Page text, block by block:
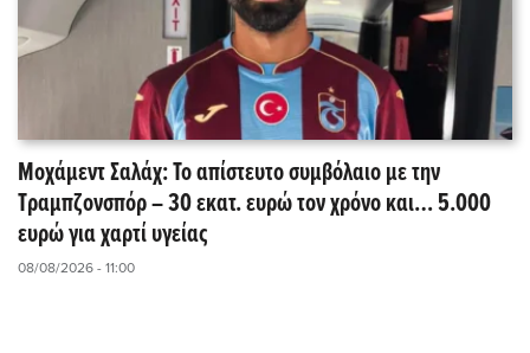
Μοχάμεντ Σαλάχ: Το απίστευτο συμβόλαιο με την
Τραμπζονσπόρ – 30 εκατ. ευρώ τον χρόνο και… 5.000
ευρώ για χαρτί υγείας
08/08/2026 - 11:00